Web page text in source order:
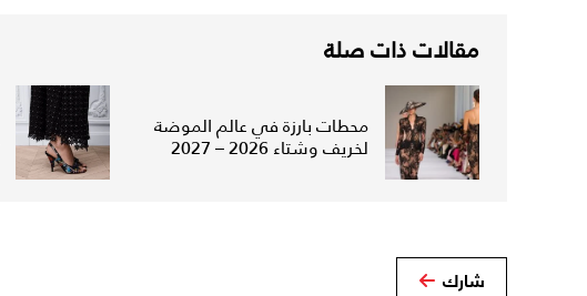
مقالات ذات صلة
محطات بارزة في عالم الموضة
لخريف وشتاء 2026 – 2027
شارك